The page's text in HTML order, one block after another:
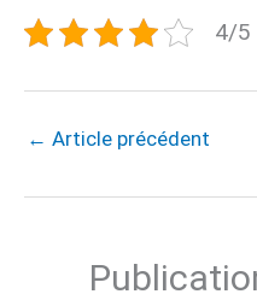
4/5
← Article précédent